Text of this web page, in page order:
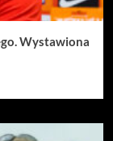
Wystawiona